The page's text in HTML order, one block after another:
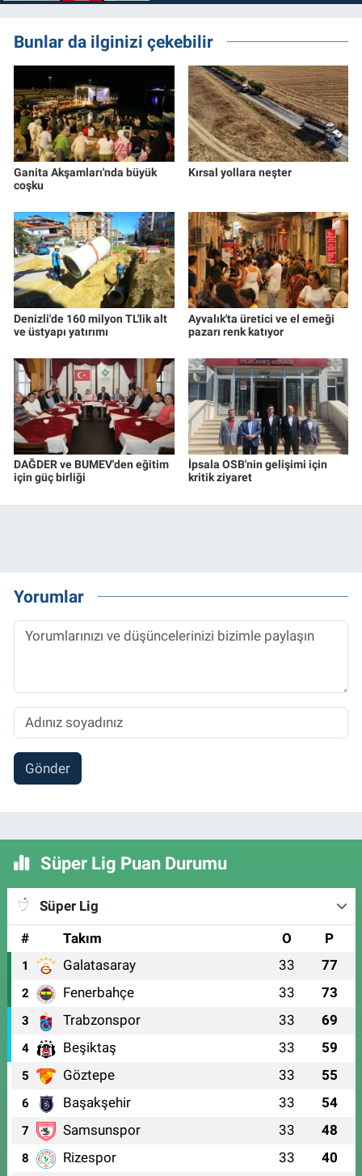
Bunlar da ilginizi çekebilir
Ganita Akşamları'nda büyük
coşku
Kırsal yollara neşter
Denizli'de 160 milyon TL'lik alt
ve üstyapı yatırımı
Ayvalık'ta üretici ve el emeği
pazarı renk katıyor
DAĞDER ve BUMEV'den eğitim
için güç birliği
İpsala OSB'nin gelişimi için
kritik ziyaret
Yorumlar
Gönder
Süper Lig Puan Durumu
Süper Lig
#
Takım O P
1 Galatasaray 33 77
2 Fenerbahçe 33 73
3 Trabzonspor 33 69
4 Beşiktaş 33 59
5 Göztepe 33 55
6 Başakşehir 33 54
7 Samsunspor 33 48
8 Rizespor 33 40